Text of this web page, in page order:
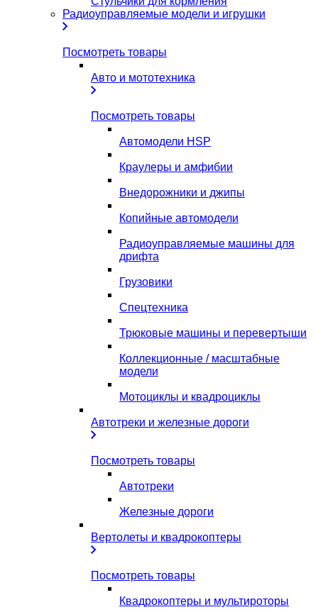
Радиоуправляемые модели и игрушки
Посмотреть товары
Авто и мототехника
Посмотреть товары
Автомодели HSP
Краулеры и амфибии
Внедорожники и джипы
Копийные автомодели
Радиоуправляемые машины для
дрифта
Грузовики
Спецтехника
Трюковые машины и перевертыши
Коллекционные / масштабные
модели
Мотоциклы и квадроциклы
Автотреки и железные дороги
Посмотреть товары
Автотреки
Железные дороги
Вертолеты и квадрокоптеры
Посмотреть товары
Квадрокоптеры и мультироторы